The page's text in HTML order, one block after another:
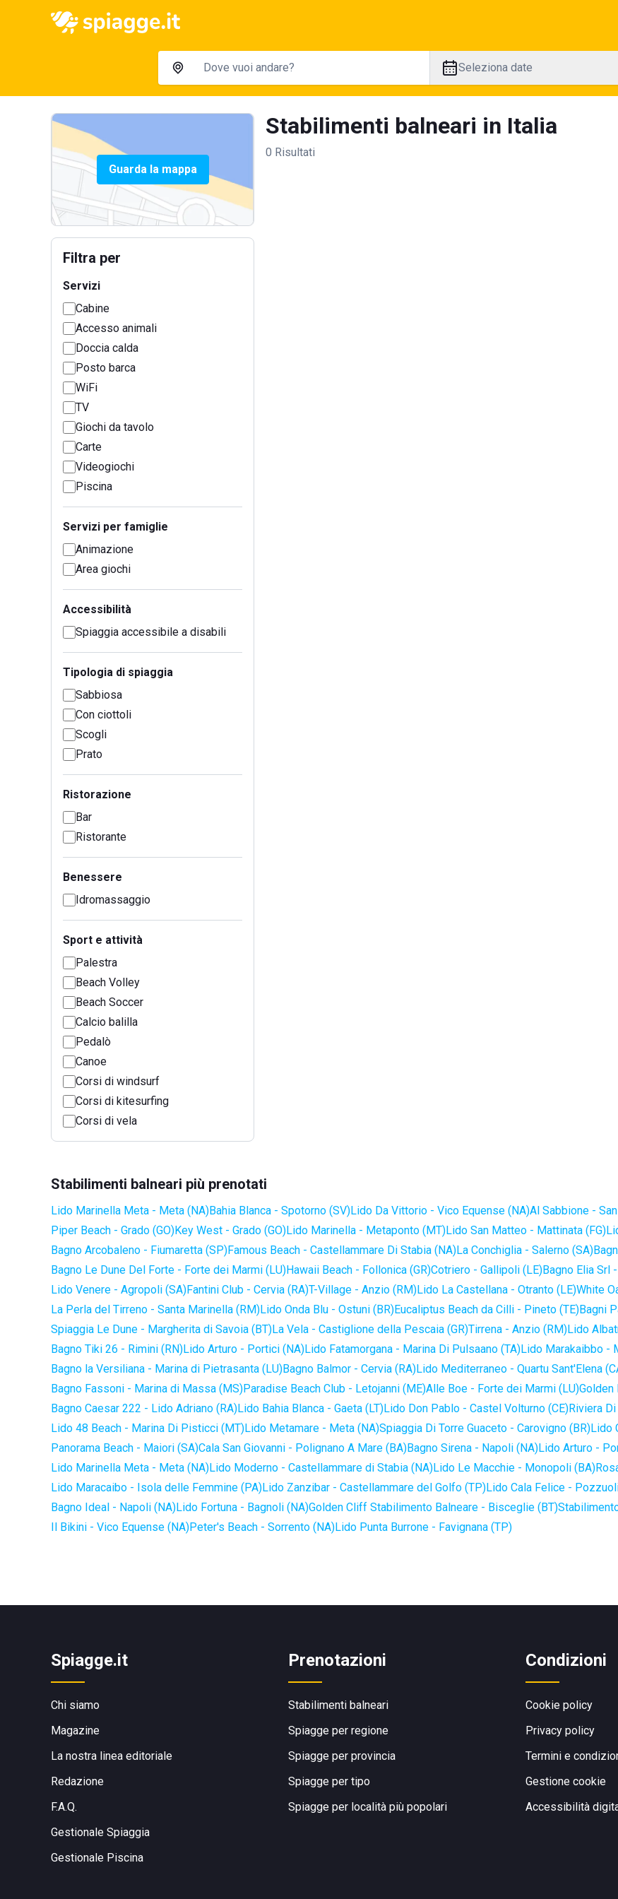
Seleziona date
Guarda la mappa
Filtra per
Servizi
Cabine
Accesso animali
Doccia calda
Posto barca
WiFi
TV
Giochi da tavolo
Carte
Videogiochi
Piscina
Servizi per famiglie
Animazione
Area giochi
Accessibilità
Spiaggia accessibile a disabili
Tipologia di spiaggia
Sabbiosa
Con ciottoli
Scogli
Prato
Ristorazione
Bar
Ristorante
Benessere
Idromassaggio
Sport e attività
Palestra
Beach Volley
Beach Soccer
Calcio balilla
Pedalò
Canoe
Corsi di windsurf
Corsi di kitesurfing
Corsi di vela
Stabilimenti balneari in Italia
0 Risultati
Stabilimenti balneari più prenotati
Lido Marinella Meta - Meta (NA)Bahia Blanca - Spotorno (SV)Lido Da Vittorio - Vico Equense (NA)Al Sabbione -
Piper Beach - Grado (GO)Key West - Grado (GO)Lido Marinella - Metaponto (MT)Lido San Matteo - Mattinata (FG)
Bagno Arcobaleno - Fiumaretta (SP)Famous Beach - Castellammare Di Stabia (NA)La Conchiglia - Salerno (SA)
Bagno Le Dune Del Forte - Forte dei Marmi (LU)Hawaii Beach - Follonica (GR)Cotriero - Gallipoli (LE)Bagno Elia Srl
Lido Venere - Agropoli (SA)Fantini Club - Cervia (RA)T-Village - Anzio (RM)Lido La Castellana - Otranto (LE)White
La Perla del Tirreno - Santa Marinella (RM)Lido Onda Blu - Ostuni (BR)Eucaliptus Beach da Cilli - Pineto (TE)Bagni
Spiaggia Le Dune - Margherita di Savoia (BT)La Vela - Castiglione della Pescaia (GR)Tirrena - Anzio (RM)Lido
Bagno Tiki 26 - Rimini (RN)Lido Arturo - Portici (NA)Lido Fatamorgana - Marina Di Pulsaano (TA)Lido Marakaibbo -
Bagno la Versiliana - Marina di Pietrasanta (LU)Bagno Balmor - Cervia (RA)Lido Mediterraneo - Quartu Sant'Elena
Bagno Fassoni - Marina di Massa (MS)Paradise Beach Club - Letojanni (ME)Alle Boe - Forte dei Marmi (LU)Golden
Bagno Caesar 222 - Lido Adriano (RA)Lido Bahia Blanca - Gaeta (LT)Lido Don Pablo - Castel Volturno (CE)Riviera
Lido 48 Beach - Marina Di Pisticci (MT)Lido Metamare - Meta (NA)Spiaggia Di Torre Guaceto - Carovigno (BR)Lido
Panorama Beach - Maiori (SA)Cala San Giovanni - Polignano A Mare (BA)Bagno Sirena - Napoli (NA)Lido Arturo -
Lido Marinella Meta - Meta (NA)Lido Moderno - Castellammare di Stabia (NA)Lido Le Macchie - Monopoli (BA)
Lido Maracaibo - Isola delle Femmine (PA)Lido Zanzibar - Castellammare del Golfo (TP)Lido Cala Felice -
Bagno Ideal - Napoli (NA)Lido Fortuna - Bagnoli (NA)Golden Cliff Stabilimento Balneare - Bisceglie (BT)
Il Bikini - Vico Equense (NA)Peter's Beach - Sorrento (NA)Lido Punta Burrone - Favignana (TP)
Spiagge.it
Chi siamo
Magazine
La nostra linea editoriale
Redazione
F.A.Q.
Gestionale Spiaggia
Gestionale Piscina
Prenotazioni
Stabilimenti balneari
Spiagge per regione
Spiagge per provincia
Spiagge per tipo
Spiagge per località più popolari
Condizioni
Cookie policy
Privacy policy
Termini e
Gestione cookie
Accessibilità